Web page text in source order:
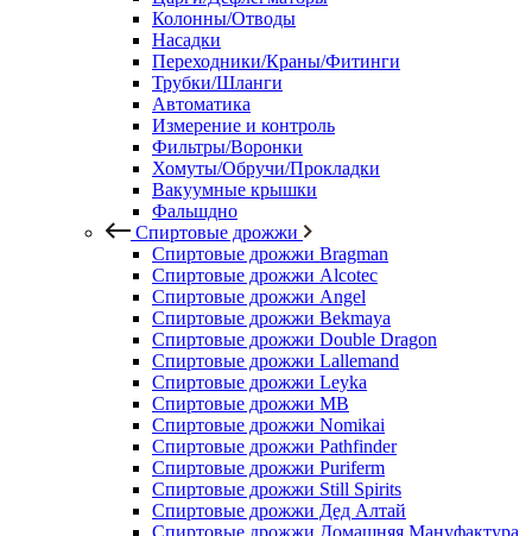
Колонны/Отводы
Насадки
Переходники/Краны/Фитинги
Трубки/Шланги
Автоматика
Измерение и контроль
Фильтры/Воронки
Хомуты/Обручи/Прокладки
Вакуумные крышки
Фальшдно
Спиртовые дрожжи
Спиртовые дрожжи Bragman
Спиртовые дрожжи Alcotec
Спиртовые дрожжи Angel
Спиртовые дрожжи Bekmaya
Спиртовые дрожжи Double Dragon
Спиртовые дрожжи Lallemand
Спиртовые дрожжи Leyka
Спиртовые дрожжи MB
Спиртовые дрожжи Nomikai
Спиртовые дрожжи Pathfinder
Спиртовые дрожжи Puriferm
Спиртовые дрожжи Still Spirits
Спиртовые дрожжи Дед Алтай
Спиртовые дрожжи Домашняя Мануфактура